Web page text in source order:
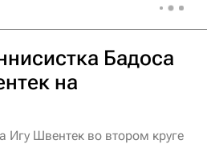
Бадоса
на
Игу Швентек во втором круге